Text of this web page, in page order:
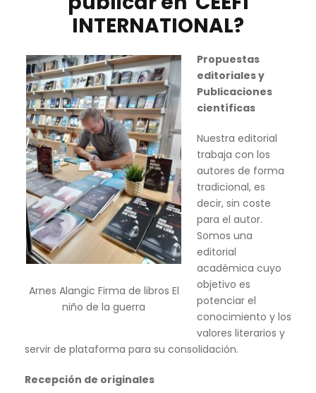
INTERNATIONAL?
Arnes Alangic Firma de libros El
niño de la guerra
Propuestas
editoriales y
Publicaciones
científicas
Nuestra editorial
trabaja con los
autores de forma
tradicional, es
decir, sin coste
para el autor.
Somos una
editorial
académica cuyo
objetivo es
potenciar el
conocimiento y los
valores literarios y
servir de plataforma para su consolidación.
Recepción de originales